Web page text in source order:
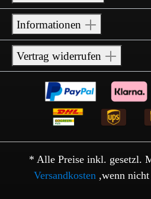
Informationen
Vertrag widerrufen
* Alle Preise inkl. gesetzl.
Versandkosten ,wenn nicht